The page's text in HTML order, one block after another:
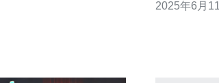
通道是指
主机香港
2025年6月